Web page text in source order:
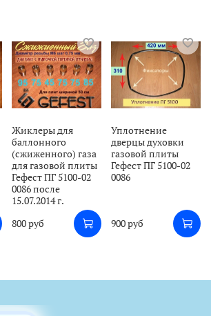
Жиклеры для
баллонного
(сжиженного) газа
для газовой плиты
Гефест ПГ 5100-02
0086 после
15.07.2014 г.
800 руб
Уплотнение
дверцы духовки
газовой плиты
Гефест ПГ 5100-02
0086
900 руб